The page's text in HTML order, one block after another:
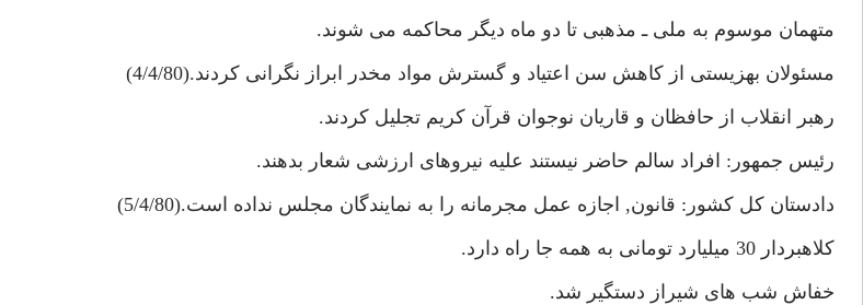
متهمان موسوم به ملى ـ مذهبى تا دو ماه ديگر محاكمه مى شوند.
مسئولان بهزيستى از كاهش سن اعتياد و گسترش مواد مخدر ابراز نگرانى كردند.(4/4/80)
رهبر انقلاب از حافظان و قاريان نوجوان قرآن كريم تجليل كردند.
رئيس جمهور: افراد سالم حاضر نيستند عليه نيروهاى ارزشى شعار بدهند.
دادستان كل كشور: قانون, اجازه عمل مجرمانه را به نمايندگان مجلس نداده است.(5/4/80)
كلاهبردار 30 ميليارد تومانى به همه جا راه دارد.
خفاش شب هاى شيراز دستگير شد.